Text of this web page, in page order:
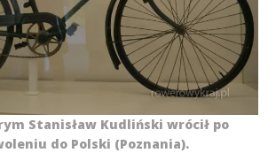
Stanisław Kudliński wrócił po
do Polski (Poznania).